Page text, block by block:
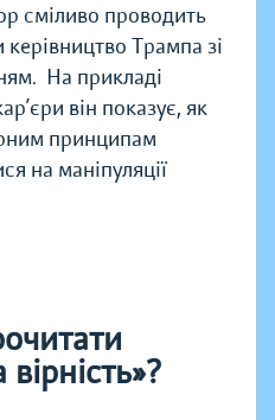
сміливо проводить
Трампа зі
На прикладі
він показує, як
принципам
на маніпуляції